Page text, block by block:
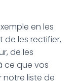
en les
les rectifier,
de les
ce que vos
notre liste de